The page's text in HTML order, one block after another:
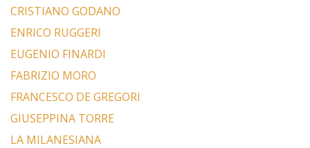
CRISTIANO GODANO
ENRICO RUGGERI
EUGENIO FINARDI
FABRIZIO MORO
FRANCESCO DE GREGORI
GIUSEPPINA TORRE
LA MILANESIANA